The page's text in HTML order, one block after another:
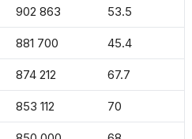
902 863 53.5
881 700 45.4
874 212 67.7
853 112 70